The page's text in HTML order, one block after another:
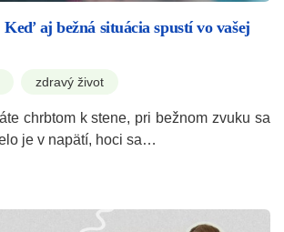
aj bežná situácia spustí vo vašej
zdravý život
chrbtom k stene, pri bežnom zvuku sa
je v napätí, hoci sa…